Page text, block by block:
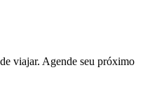
viajar. Agende seu próximo